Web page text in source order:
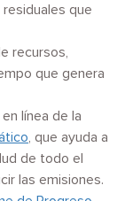
que
recursos,
que genera
línea de la
, que ayuda a
de todo el
las emisiones.